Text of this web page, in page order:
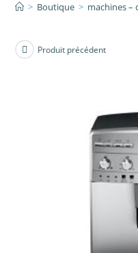
> Boutique > machines –
Produit précédent